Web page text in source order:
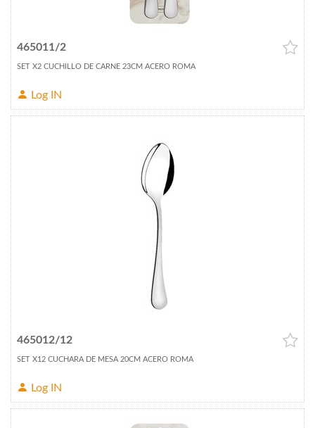
465011/2
SET X2 CUCHILLO DE CARNE 23CM ACERO ROMA
Log IN
465012/12
SET X12 CUCHARA DE MESA 20CM ACERO ROMA
Log IN